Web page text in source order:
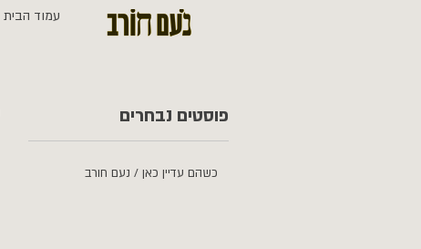
עמוד הבית
פוסטים נבחרים
כשהם עדיין כאן / נעם חורב